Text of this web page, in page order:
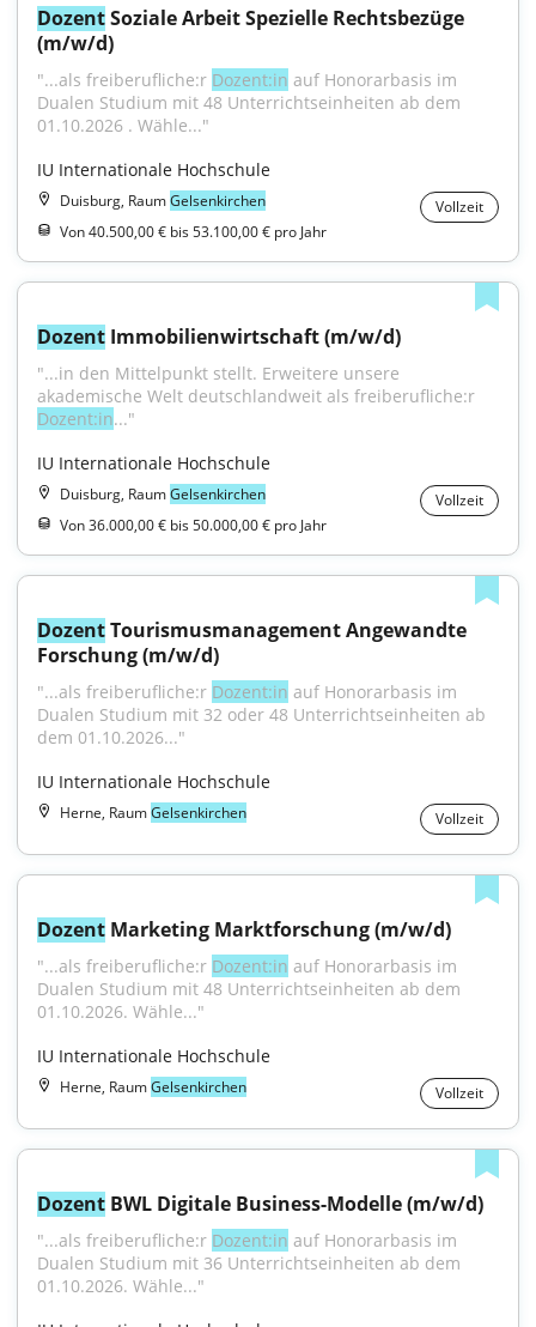
Dozent Soziale Arbeit Spezielle Rechtsbezüge
(m/w/d)
"...als freiberufliche:r Dozent:in auf Honorarbasis im
Dualen Studium mit 48 Unterrichtseinheiten ab dem
01.10.2026 . Wähle..."
IU Internationale Hochschule
Duisburg, RaumGelsenkirchen
Vollzeit
Von 40.500,00 € bis 53.100,00 € pro Jahr
Dozent Immobilienwirtschaft (m/w/d)
"...in den Mittelpunkt stellt. Erweitere unsere
Dozent:in..."
IU Internationale Hochschule
Duisburg, RaumGelsenkirchen
Vollzeit
Von 36.000,00 € bis 50.000,00 € pro Jahr
Dozent Tourismusmanagement Angewandte
Forschung (m/w/d)
"...als freiberufliche:r Dozent:in auf Honorarbasis im
Dualen Studium mit 32 oder 48 Unterrichtseinheiten ab
dem 01.10.2026..."
IU Internationale Hochschule
Herne, RaumGelsenkirchen Vollzeit
Dozent Marketing Marktforschung (m/w/d)
"...als freiberufliche:r Dozent:in auf Honorarbasis im
Dualen Studium mit 48 Unterrichtseinheiten ab dem
01.10.2026. Wähle..."
IU Internationale Hochschule
Herne, RaumGelsenkirchen Vollzeit
Dozent BWL Digitale Business-Modelle (m/w/d)
"...als freiberufliche:r Dozent:in auf Honorarbasis im
Dualen Studium mit 36 Unterrichtseinheiten ab dem
01.10.2026. Wähle..."